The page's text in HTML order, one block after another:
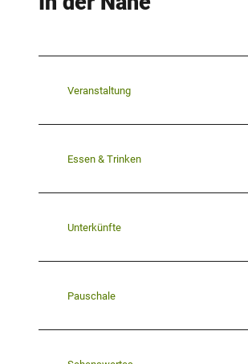
Veranstaltung
Essen & Trinken
Unterkünfte
Pauschale